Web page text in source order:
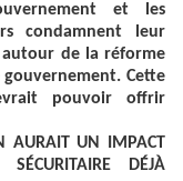
et les
condamnent leur
autour de la réforme
Cette
pouvoir offrir
AURAIT UN IMPACT
DÉJÀ